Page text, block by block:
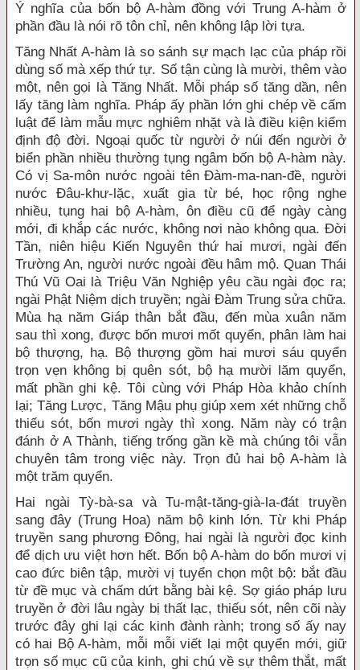
Ý nghĩa của bốn bộ A-hàm đồng với Trung A-hàm ở
phần đầu là nói rõ tôn chỉ, nên không lập lời tựa.
Tăng Nhất A-hàm là so sánh sự mạch lạc của pháp rồi
dùng số mà xếp thứ tự. Số tận cùng là mười, thêm vào
một, nên gọi là Tăng Nhất. Mỗi pháp số tăng dần, nên
lấy tăng làm nghĩa. Pháp ấy phần lớn ghi chép về cấm
luật để làm mẫu mực nghiêm nhặt và là điều kiện kiểm
định độ đời. Ngoại quốc từ người ở núi đến người ở
biển phần nhiều thường tụng ngâm bốn bộ A-hàm này.
Có vị Sa-môn nước ngoài tên Đàm-ma-nan-đề, người
nước Đâu-khư-lặc, xuất gia từ bé, học rộng nghe
nhiều, tụng hai bộ A-hàm, ôn điều cũ để ngày càng
mới, đi khắp các nước, không nơi nào không qua. Đời
Tần, niên hiệu Kiến Nguyên thứ hai mươi, ngài đến
Trường An, người nước ngoài đều hâm mộ. Quan Thái
Thú Vũ Oai là Triệu Văn Nghiệp yêu cầu ngài đọc ra;
ngài Phật Niệm dịch truyền; ngài Đàm Trung sửa chữa.
Mùa hạ năm Giáp thân bắt đầu, đến mùa xuân năm
sau thì xong, được bốn mươi mốt quyển, phân làm hai
bộ thượng, hạ. Bộ thượng gồm hai mươi sáu quyển
trọn vẹn không bị quên sót, bộ hạ mười lăm quyển,
mất phần ghi kệ. Tôi cùng với Pháp Hòa khảo chính
lại; Tăng Lược, Tăng Mậu phụ giúp xem xét những chỗ
thiếu sót, bốn mươi ngày thì xong. Năm này có trận
đánh ở A Thành, tiếng trống gần kề mà chúng tôi vẫn
chuyên tâm trong việc này. Trọn đủ hai bộ A-hàm là
một trăm quyển.
Hai ngài Tỳ-bà-sa và Tu-mật-tăng-già-la-đát truyền
sang đây (Trung Hoa) năm bộ kinh lớn. Từ khi Pháp
truyền sang phương Đông, hai ngài là người đọc kinh
để dịch ưu việt hơn hết. Bốn bộ A-hàm do bốn mươi vị
cao đức biên tập, mười vị tuyển chọn một bộ: bắt đầu
từ đề mục và chấm dứt bằng bài kệ. Sợ giáo pháp lưu
truyền ở đời lâu ngày bị thất lạc, thiếu sót, nên cõi này
trước đây ghi lại các kinh đành rành; trong số ấy nay
có hai Bộ A-hàm, mỗi mỗi viết lại một quyển mới, giữ
trọn số mục cũ của kinh, ghi chú về sự thêm thắt, mất